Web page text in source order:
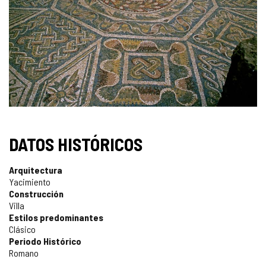
DATOS HISTÓRICOS
Arquitectura
Yacimiento
Construcción
Villa
Estilos predominantes
Clásico
Periodo Histórico
Romano